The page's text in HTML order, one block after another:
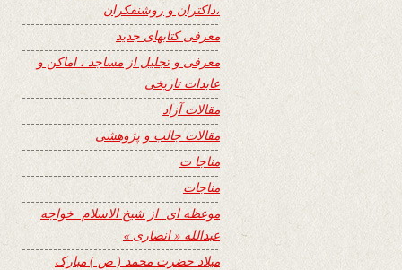
،داکتران و روشنفکران
معرفی کتابهای جدید
معرفی و تجلیل از مساجد ، اماکن و
عابدات تاریخی
مقالات آزاد
مقالات جالب و پژوهشی
مناجا ت
مناجات
موعظه ای از شیخ الاسلام خواجه
عبدالله « انصاری »
میلاد حضرت محمد ( ص ) مبارک